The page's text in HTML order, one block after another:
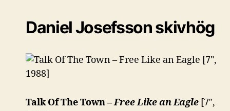
Daniel Josefsson skivhög
Talk Of The Town –Free Like an Eagle [7″,